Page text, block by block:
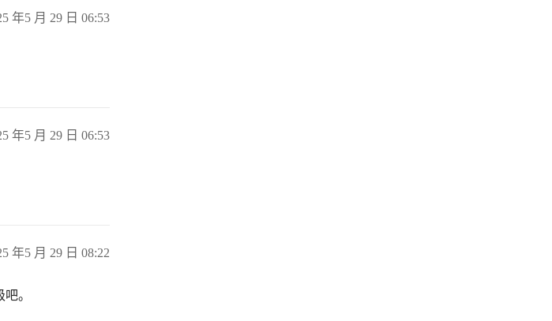
年5 月 29 日 06:53
年5 月 29 日 06:53
年5 月 29 日 08:22
。